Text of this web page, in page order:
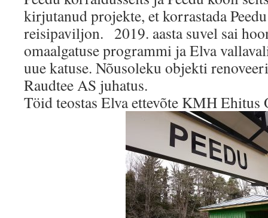
kirjutanud projekte, et korrastada
reisipaviljon. 2019. aasta suvel sai
omaalgatuse programmi ja Elva
uue katuse. Nõusoleku objekti
Raudtee AS juhatus.
Töid teostas Elva ettevõte KMH Ehitus